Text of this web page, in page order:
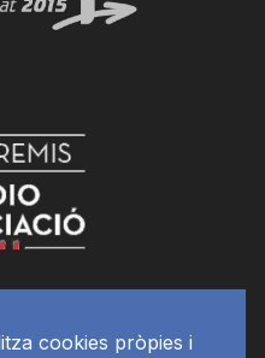
cookies pròpies i